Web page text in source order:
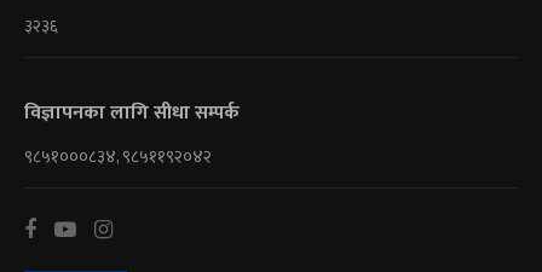
३२३६
विज्ञापनका लागि सीधा सम्पर्क
९८५१०००८३४, ९८५११९२०४२